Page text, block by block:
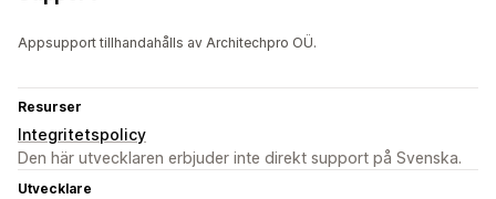
Appsupport tillhandahålls av Architechpro OÜ.
Resurser
Integritetspolicy
Den här utvecklaren erbjuder inte direkt support på Svenska.
Utvecklare